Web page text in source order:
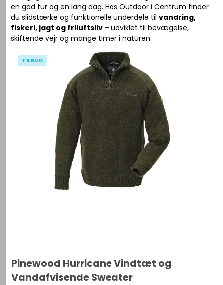
en god tur og en lang dag. Hos Outdoor i Centrum finder
du slidstærke og funktionelle underdele tilvandring,
fiskeri, jagt og friluftsliv – udviklet til bevægelse,
skiftende vejr og mange timer i naturen.
TILBUD
Pinewood Hurricane Vindtæt og
Vandafvisende Sweater